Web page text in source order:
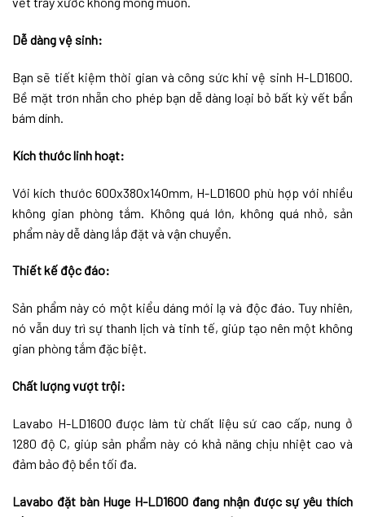
Dễ dàng vệ sinh:
Bạn sẽ tiết kiệm thời gian và công sức khi vệ sinh H-LD1600.
Bề mặt trơn nhẵn cho phép bạn dễ dàng loại bỏ bất kỳ vết bẩn
bám dính.
Kích thước linh hoạt:
Với kích thước 600x380x140mm, H-LD1600 phù hợp với nhiều
không gian phòng tắm. Không quá lớn, không quá nhỏ, sản
phẩm này dễ dàng lắp đặt và vận chuyển.
Thiết kế độc đáo:
Sản phẩm này có một kiểu dáng mới lạ và độc đáo. Tuy nhiên,
nó vẫn duy trì sự thanh lịch và tinh tế, giúp tạo nên một không
gian phòng tắm đặc biệt.
Chất lượng vượt trội:
Lavabo H-LD1600 được làm từ chất liệu sứ cao cấp, nung ở
1280 độ C, giúp sản phẩm này có khả năng chịu nhiệt cao và
đảm bảo độ bền tối đa.
Lavabo đặt bàn Huge H-LD1600 đang nhận được sự yêu thích